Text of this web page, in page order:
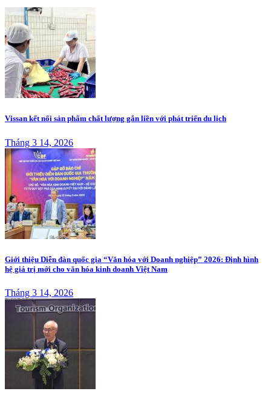
Vissan kết nối sản phẩm chất lượng gắn liền với phát triển du lịch
Tháng 3 14, 2026
Giới thiệu Diễn đàn quốc gia “Văn hóa với Doanh nghiệp” 2026: Định hình
hệ giá trị mới cho văn hóa kinh doanh Việt Nam
Tháng 3 14, 2026